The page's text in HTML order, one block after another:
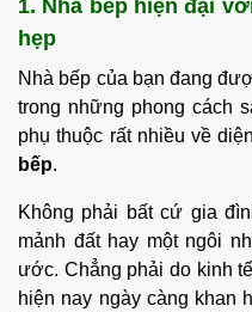
1. Nhà bếp hiện đại
hẹp
Nhà bếp của bạn đang
trong những phong cách
phụ thuộc rất nhiều về
bếp.
Không phải bất cứ gia
mảnh đất hay một ngôi
ước. Chẳng phải do kinh
hiện nay ngày càng khan